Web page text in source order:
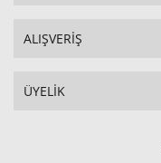
ALIŞVERİŞ
ÜYELİK